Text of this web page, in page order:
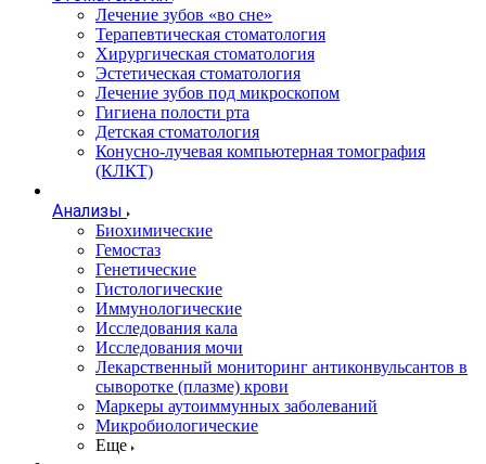
Лечение зубов «во сне»
Терапевтическая стоматология
Хирургическая стоматология
Эстетическая стоматология
Лечение зубов под микроскопом
Гигиена полости рта
Детская стоматология
Конусно-лучевая компьютерная томография
(КЛКТ)
Анализы
Биохимические
Гемостаз
Генетические
Гистологические
Иммунологические
Исследования кала
Исследования мочи
Лекарственный мониторинг антиконвульсантов в
сыворотке (плазме) крови
Маркеры аутоиммунных заболеваний
Микробиологические
Еще